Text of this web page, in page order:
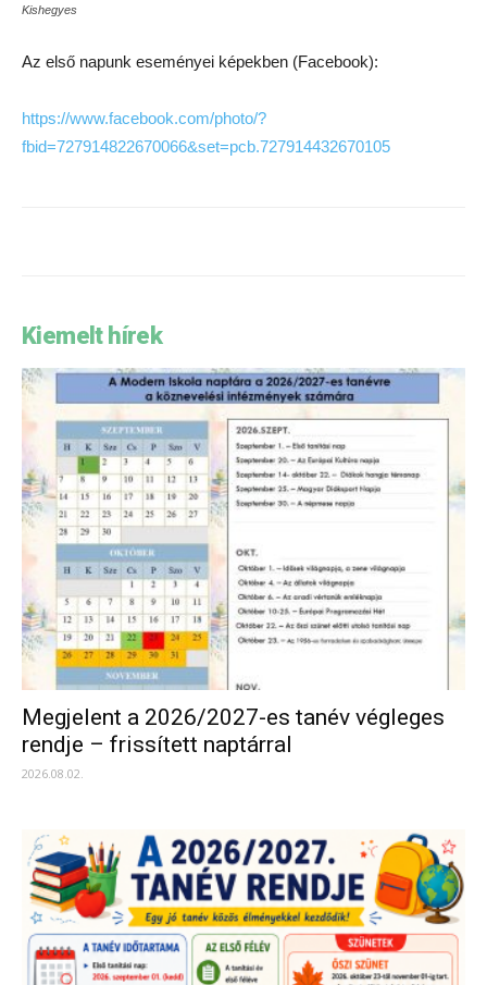
Kishegyes
Az első napunk eseményei képekben (Facebook):
https://www.facebook.com/photo/?
fbid=727914822670066&set=pcb.727914432670105
Kiemelt hírek
Megjelent a 2026/2027-es tanév végleges
rendje – frissített naptárral
2026.08.02.